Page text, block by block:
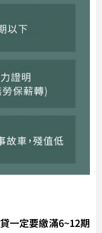
一定要繳滿6~12期